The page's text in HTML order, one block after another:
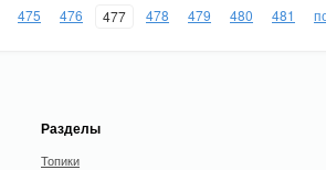
475 476 477 478 479 480 481
Разделы
Топики